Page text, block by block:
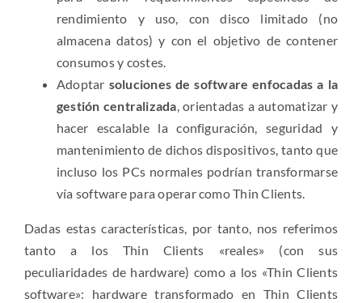
rendimiento y uso, con disco limitado (no
almacena datos) y con el objetivo de contener
consumos y costes.
Adoptar soluciones de software enfocadas a la
gestión centralizada, orientadas a automatizar y
hacer escalable la configuración, seguridad y
mantenimiento de dichos dispositivos, tanto que
incluso los PCs normales podrían transformarse
vía software para operar como Thin Clients.
Dadas estas características, por tanto, nos referimos
tanto a los Thin Clients «reales» (con sus
peculiaridades de hardware) como a los «Thin Clients
software»: hardware transformado en Thin Clients